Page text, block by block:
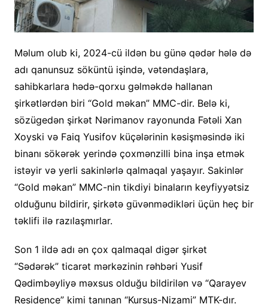
Məlum olub ki, 2024-cü ildən bu günə qədər hələ də
adı qanunsuz söküntü işində, vətəndaşlara,
sahibkarlara hədə-qorxu gəlməkdə hallanan
şirkətlərdən biri “Gold məkan” MMC-dir. Belə ki,
sözügedən şirkət Nərimanov rayonunda Fətəli Xan
Xoyski və Faiq Yusifov küçələrinin kəsişməsində iki
binanı sökərək yerində çoxmənzilli bina inşa etmək
istəyir və yerli sakinlərlə qalmaqal yaşayır. Sakinlər
“Gold məkan” MMC-nin tikdiyi binaların keyfiyyətsiz
olduğunu bildirir, şirkətə güvənmədikləri üçün heç bir
təklifi ilə razılaşmırlar.
Son 1 ildə adı ən çox qalmaqal digər şirkət
“Sədərək” ticarət mərkəzinin rəhbəri Yusif
Qədimbəyliyə məxsus olduğu bildirilən və “Qarayev
Residence” kimi tanınan “Kursus-Nizami” MTK-dır.